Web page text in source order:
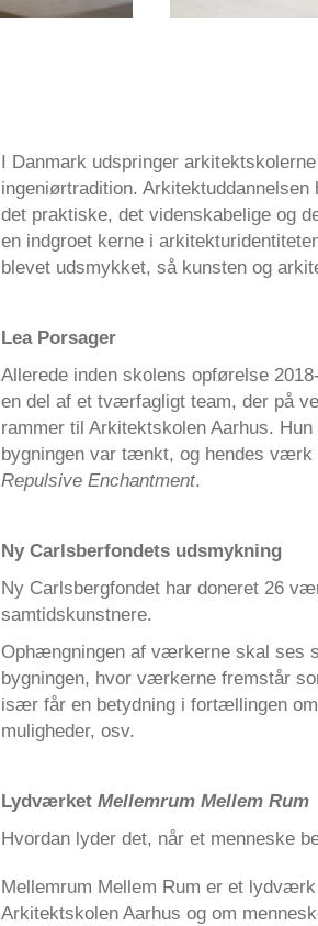
I Danmark udspringer
ingeniørtradition.
det praktiske, det videnskabelige og
en indgroet kerne i
blevet udsmykket, så kunsten og
Lea Porsager
Allerede inden skolens opførelse
en del af et tværfagligt team, der på
rammer til Arkitektskolen Aarhus.
bygningen var tænkt, og hendes
Repulsive Enchantment.
Ny Carlsberfondets udsmykning
Ny Carlsbergfondet har doneret 26
samtidskunstnere.
Ophængningen af værkerne skal ses
bygningen, hvor værkerne fremstår
især får en betydning i fortællingen
muligheder, osv.
Lydværket Mellemrum Mellem Rum
Hvordan lyder det, når et menneske
Mellemrum Mellem Rum er et
Arkitektskolen Aarhus og om